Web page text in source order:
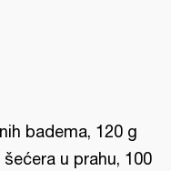
badema, 120 g
u prahu, 100